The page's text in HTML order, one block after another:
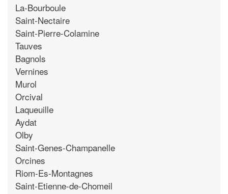
La-Bourboule
Saint-Nectaire
Saint-Pierre-Colamine
Tauves
Bagnols
Vernines
Murol
Orcival
Laqueuille
Aydat
Olby
Saint-Genes-Champanelle
Orcines
Riom-Es-Montagnes
Saint-Etienne-de-Chomeil